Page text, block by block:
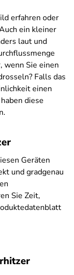
erfahren oder
ein kleiner
laut und
wenn Sie einen
Falls das
einen
diese
Geräten
und gradgenau
Sie Zeit,